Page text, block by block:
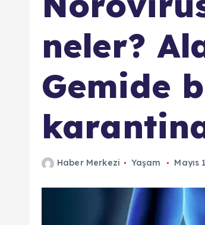
neler?
Gemide
Haber Merkezi Yaşam Mayıs